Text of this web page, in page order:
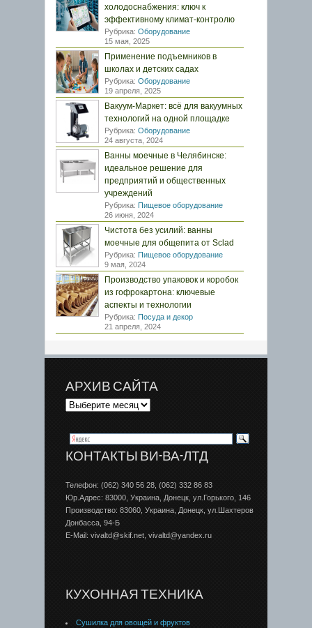
холодоснабжения: ключ к
эффективному климат-контролю
Рубрика: Оборудование
15 мая, 2025
Применение подъемников в
школах и детских садах
Рубрика: Оборудование
19 апреля, 2025
Вакуум-Маркет: всё для вакуумных
технологий на одной площадке
Рубрика: Оборудование
24 августа, 2024
Ванны моечные в Челябинске:
идеальное решение для
предприятий и общественных
учреждений
Рубрика: Пищевое оборудование
26 июня, 2024
Чистота без усилий: ванны
моечные для общепита от Sclad
Рубрика: Пищевое оборудование
9 мая, 2024
Производство упаковок и коробок
из гофрокартона: ключевые
аспекты и технологии
Рубрика: Посуда и декор
21 апреля, 2024
АРХИВ САЙТА
КОНТАКТЫ ВИ-ВА-ЛТД
Телефон: (062) 340 56 28, (062) 332 86 83
Юр.Адрес: 83000, Украина, Донецк, ул.Горького, 146
Производство: 83060, Украина, Донецк, ул.Шахтеров
Донбаcса, 94-Б
E-Mail: vivaltd@skif.net, vivaltd@yandex.ru
КУХОННАЯ ТЕХНИКА
Сушилка для овощей и фруктов